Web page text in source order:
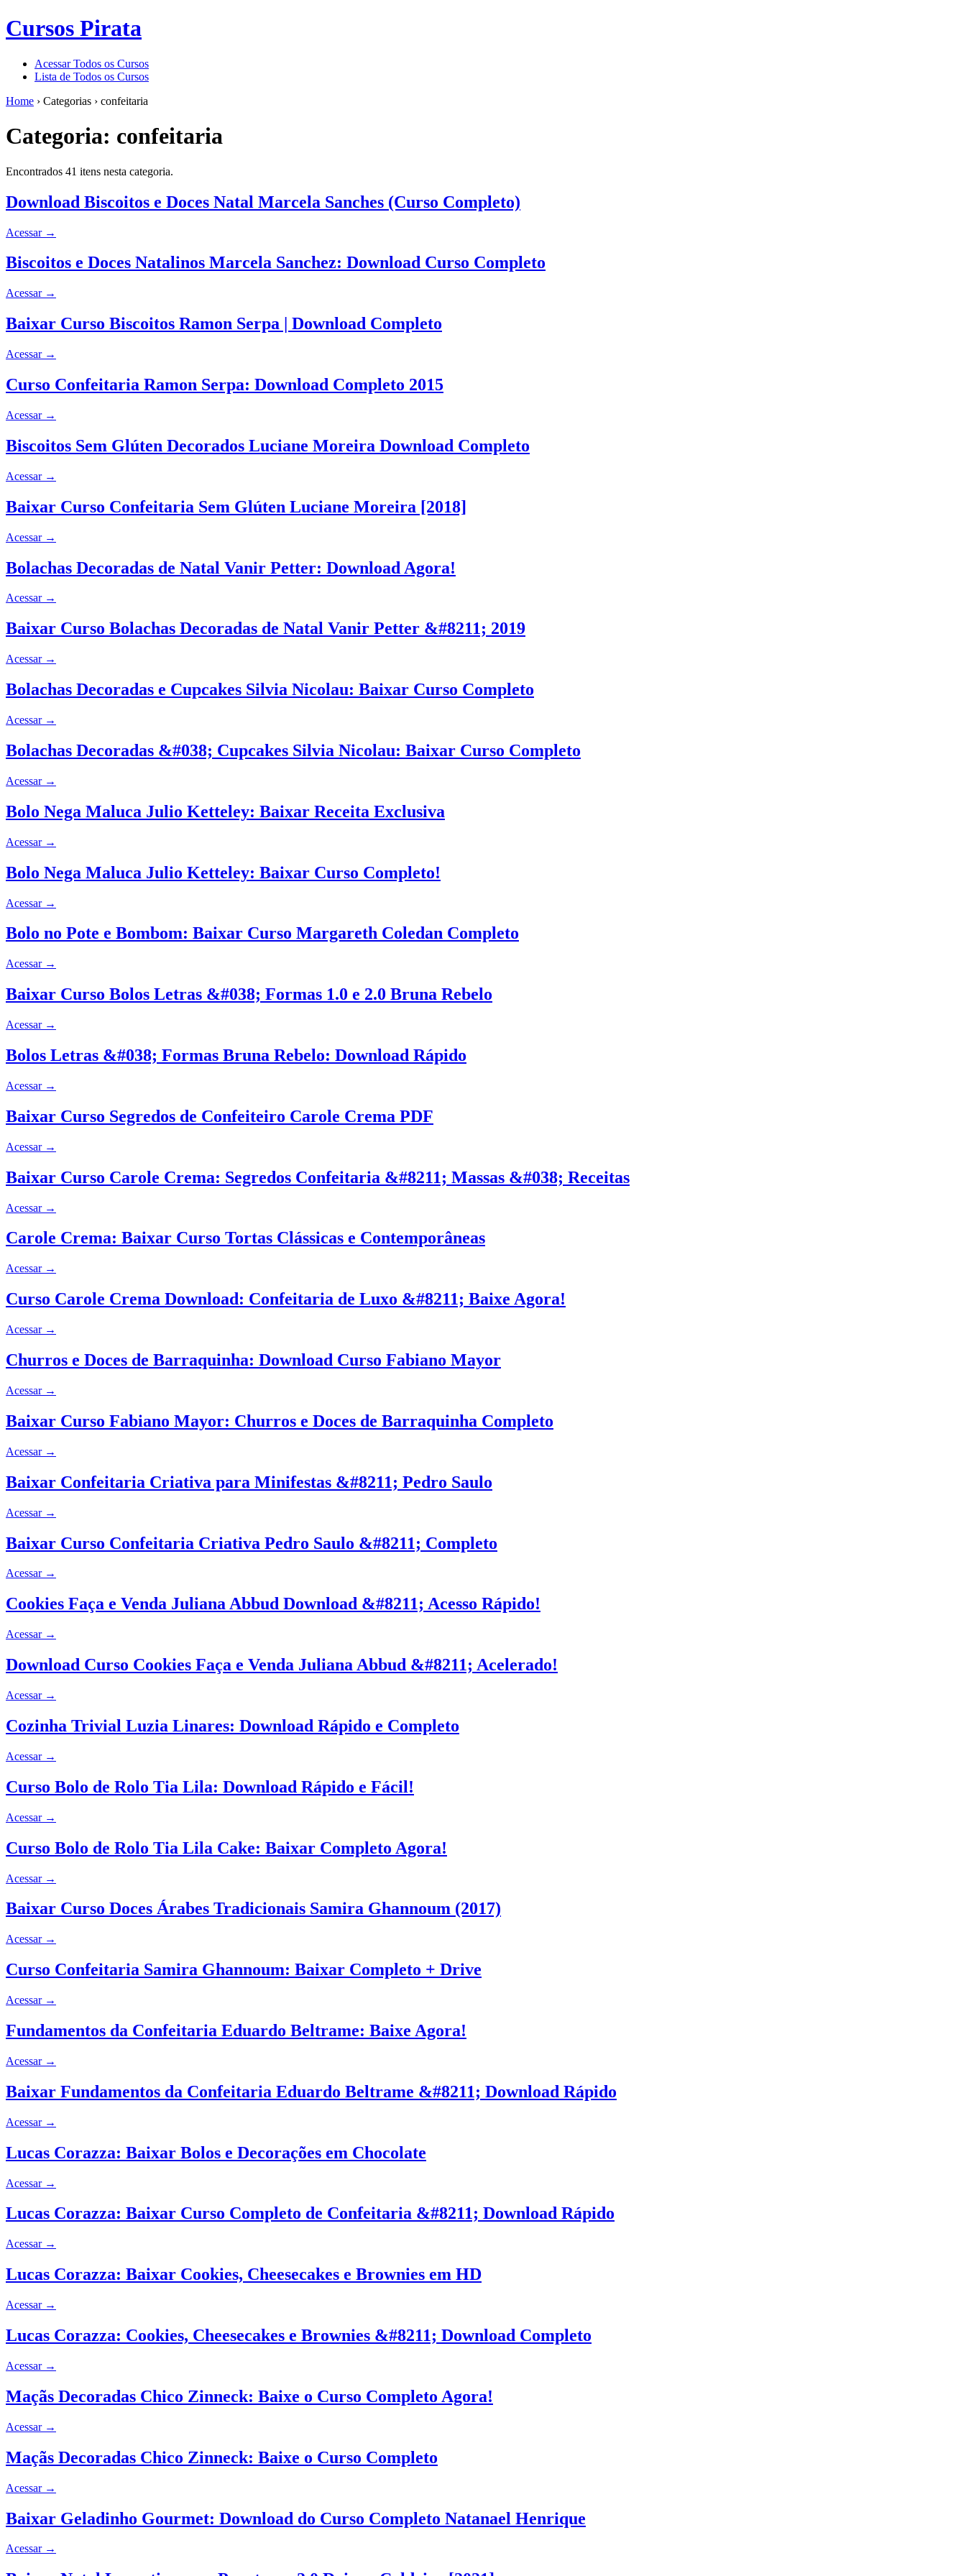
Cursos Pirata
Acessar Todos os Cursos
Lista de Todos os Cursos
Home › Categorias › confeitaria
Categoria: confeitaria
Encontrados 41 itens nesta categoria.
Download Biscoitos e Doces Natal Marcela Sanches (Curso Completo)
Acessar →
Biscoitos e Doces Natalinos Marcela Sanchez: Download Curso Completo
Acessar →
Baixar Curso Biscoitos Ramon Serpa | Download Completo
Acessar →
Curso Confeitaria Ramon Serpa: Download Completo 2015
Acessar →
Biscoitos Sem Glúten Decorados Luciane Moreira Download Completo
Acessar →
Baixar Curso Confeitaria Sem Glúten Luciane Moreira [2018]
Acessar →
Bolachas Decoradas de Natal Vanir Petter: Download Agora!
Acessar →
Baixar Curso Bolachas Decoradas de Natal Vanir Petter &#8211; 2019
Acessar →
Bolachas Decoradas e Cupcakes Silvia Nicolau: Baixar Curso Completo
Acessar →
Bolachas Decoradas &#038; Cupcakes Silvia Nicolau: Baixar Curso Completo
Acessar →
Bolo Nega Maluca Julio Ketteley: Baixar Receita Exclusiva
Acessar →
Bolo Nega Maluca Julio Ketteley: Baixar Curso Completo!
Acessar →
Bolo no Pote e Bombom: Baixar Curso Margareth Coledan Completo
Acessar →
Baixar Curso Bolos Letras &#038; Formas 1.0 e 2.0 Bruna Rebelo
Acessar →
Bolos Letras &#038; Formas Bruna Rebelo: Download Rápido
Acessar →
Baixar Curso Segredos de Confeiteiro Carole Crema PDF
Acessar →
Baixar Curso Carole Crema: Segredos Confeitaria &#8211; Massas &#038; Receitas
Acessar →
Carole Crema: Baixar Curso Tortas Clássicas e Contemporâneas
Acessar →
Curso Carole Crema Download: Confeitaria de Luxo &#8211; Baixe Agora!
Acessar →
Churros e Doces de Barraquinha: Download Curso Fabiano Mayor
Acessar →
Baixar Curso Fabiano Mayor: Churros e Doces de Barraquinha Completo
Acessar →
Baixar Confeitaria Criativa para Minifestas &#8211; Pedro Saulo
Acessar →
Baixar Curso Confeitaria Criativa Pedro Saulo &#8211; Completo
Acessar →
Cookies Faça e Venda Juliana Abbud Download &#8211; Acesso Rápido!
Acessar →
Download Curso Cookies Faça e Venda Juliana Abbud &#8211; Acelerado!
Acessar →
Cozinha Trivial Luzia Linares: Download Rápido e Completo
Acessar →
Curso Bolo de Rolo Tia Lila: Download Rápido e Fácil!
Acessar →
Curso Bolo de Rolo Tia Lila Cake: Baixar Completo Agora!
Acessar →
Baixar Curso Doces Árabes Tradicionais Samira Ghannoum (2017)
Acessar →
Curso Confeitaria Samira Ghannoum: Baixar Completo + Drive
Acessar →
Fundamentos da Confeitaria Eduardo Beltrame: Baixe Agora!
Acessar →
Baixar Fundamentos da Confeitaria Eduardo Beltrame &#8211; Download Rápido
Acessar →
Lucas Corazza: Baixar Bolos e Decorações em Chocolate
Acessar →
Lucas Corazza: Baixar Curso Completo de Confeitaria &#8211; Download Rápido
Acessar →
Lucas Corazza: Baixar Cookies, Cheesecakes e Brownies em HD
Acessar →
Lucas Corazza: Cookies, Cheesecakes e Brownies &#8211; Download Completo
Acessar →
Maçãs Decoradas Chico Zinneck: Baixe o Curso Completo Agora!
Acessar →
Maçãs Decoradas Chico Zinneck: Baixe o Curso Completo
Acessar →
Baixar Geladinho Gourmet: Download do Curso Completo Natanael Henrique
Acessar →